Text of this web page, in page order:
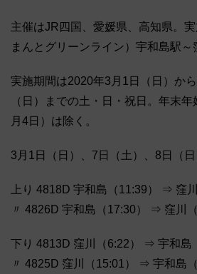
主催はJR四国、愛媛県、高知県。
まんとグリーンライン）宇和島駅～
実施期間は2020年3月1日（日）か
（日）までの土・日・祝日。年末
月4日）は除く。
3月1日（日）、7日（土）、8日（日
上り 4818D 宇和島（11:39） ⇒ 窪川
〃 4826D 宇和島（17:30） ⇒ 窪川（
下り 4813D 窪川（6:22） ⇒ 宇和島
〃 4825D 窪川（15:01） ⇒ 宇和島（